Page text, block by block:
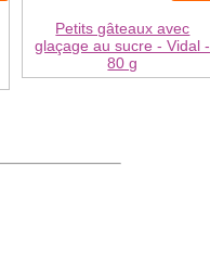
Petits gâteaux avec
glaçage au sucre - Vidal -
80 g